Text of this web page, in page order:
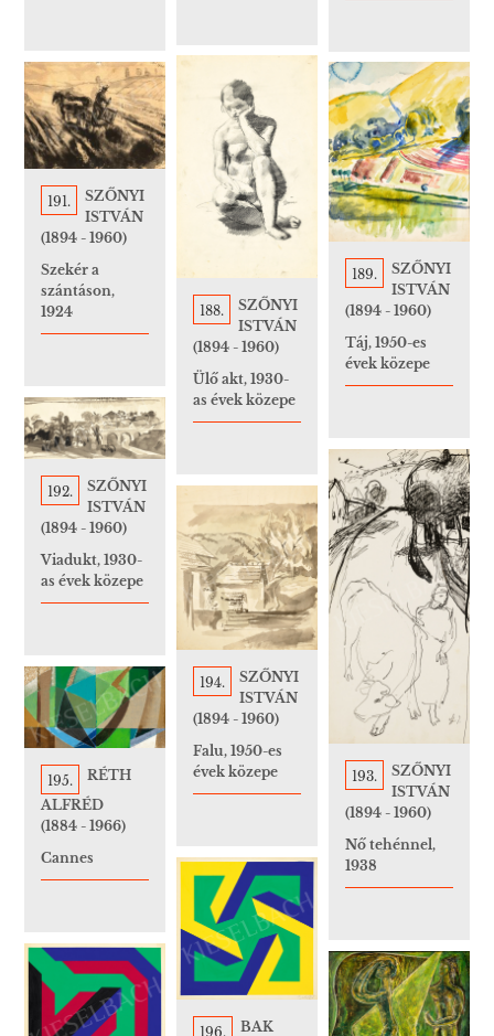
188.
SZŐNYI
ISTVÁN
(1894 - 1960)
Ülő akt, 1930-
as évek közepe
189.
SZŐNYI
ISTVÁN
(1894 - 1960)
Táj, 1950-es
évek közepe
191.
SZŐNYI
ISTVÁN
(1894 - 1960)
Szekér a
szántáson,
1924
192.
SZŐNYI
ISTVÁN
(1894 - 1960)
Viadukt, 1930-
as évek közepe
193.
SZŐNYI
ISTVÁN
(1894 - 1960)
Nő tehénnel,
1938
194.
SZŐNYI
ISTVÁN
(1894 - 1960)
Falu, 1950-es
évek közepe
195.
RÉTH
ALFRÉD
(1884 - 1966)
Cannes
196.
BAK